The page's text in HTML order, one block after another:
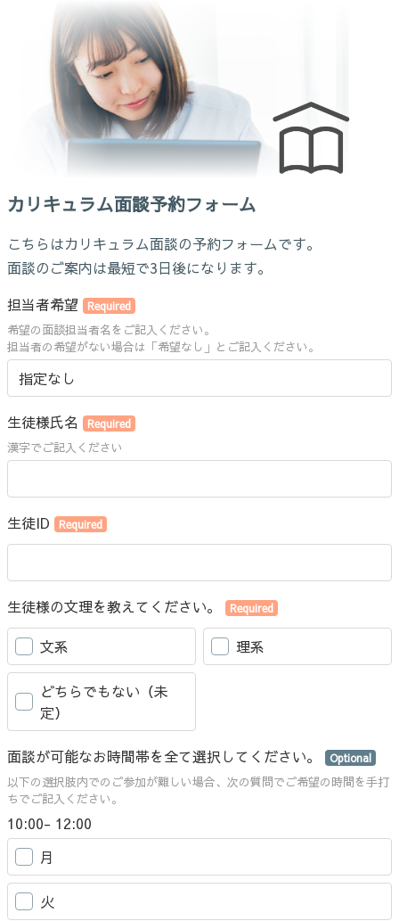
カリキュラム面談予約フォーム
こちらはカリキュラム面談の予約フォームです。
面談のご案内は最短で3日後になります。
担当者希望
Required
希望の面談担当者名をご記入ください。
担当者の希望がない場合は「希望なし」とご記入ください。
生徒様氏名 Required
漢字でご記入ください
生徒ID Required
生徒様の文理を教えてください。 Required
文系 理系
どちらでもない（未
定）
面談が可能なお時間帯を全て選択してください。 Optional
以下の選択肢内でのご参加が難しい場合、次の質問でご希望の時間を手打
ちでご記入ください。
10:00- 12:00
月
火